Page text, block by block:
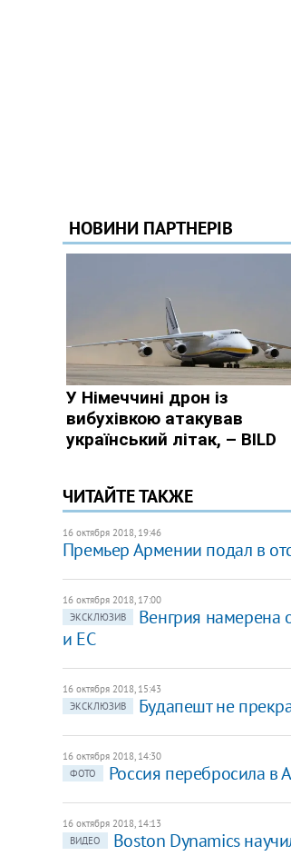
ЧИТАЙТЕ ТАКЖЕ
16 октября 2018, 19:46
Премьер Армении подал в
16 октября 2018, 17:00
ЭКСКЛЮЗИВ
Венгрия намерена
и ЕС
16 октября 2018, 15:43
ЭКСКЛЮЗИВ
​Будапешт не
16 октября 2018, 14:30
ФОТО
Россия перебросила в
16 октября 2018, 14:13
ВИДЕО
Boston Dynamics